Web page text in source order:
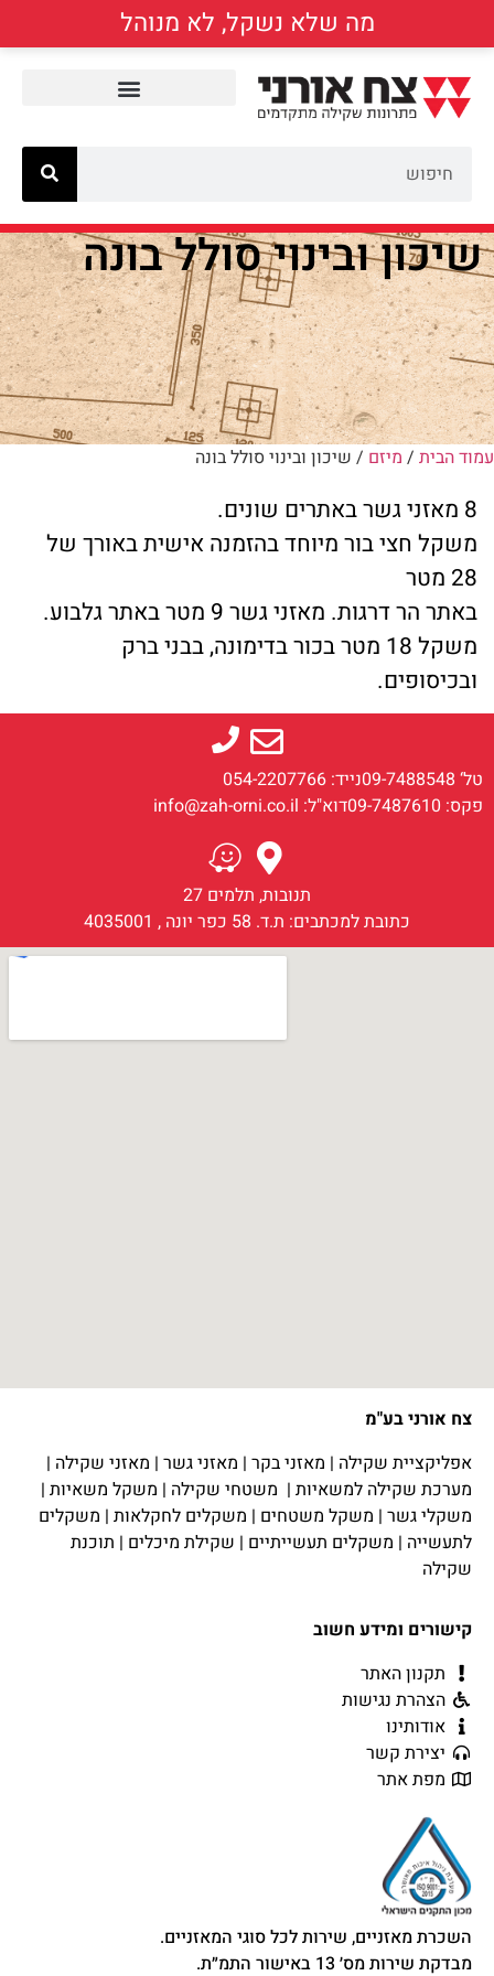
מה שלא נשקל, לא מנוהל
שיכון ובינוי סולל בונה
עמוד הבית / מיזם / שיכון ובינוי סולל בונה
8 מאזני גשר באתרים שונים.
משקל חצי בור מיוחד בהזמנה אישית באורך של
28 מטר
באתר הר דרגות. מאזני גשר 9 מטר באתר גלבוע.
משקל 18 מטר בכור בדימונה, בבני ברק
ובכיסופים.
טל‘ 09-7488548
נייד: 054-2207766
פקס: 09-7487610
דוא"ל: info@zah-orni.co.il
תנובות, תלמים 27
כתובת למכתבים: ת.ד. 58 כפר יונה , 4035001
צח אורני בע"מ
אפליקציית שקילה | מאזני בקר | מאזני גשר | מאזני שקילה |
מערכת שקילה למשאיות | משטחי שקילה | משקל משאיות |
משקלי גשר | משקל משטחים | משקלים לחקלאות | משקלים
לתעשייה | משקלים תעשייתיים | שקילת מיכלים | תוכנת
שקילה
קישורים ומידע חשוב
תקנון האתר
הצהרת נגישות
אודותינו
יצירת קשר
מפת אתר
השכרת מאזניים, שירות לכל סוגי המאזניים.
מבדקת שירות מס׳ 13 באישור התמ״ת.